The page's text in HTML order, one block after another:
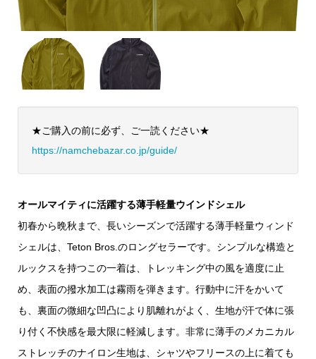
★ご購入の前に必ず、ご一読ください★
https://namchebazar.co.jp/guide/
オールマイティに活躍する薄手軽量ウインドシェル
初春から晩秋まで、長いシーズンで活躍する薄手軽量ウィンド
シェルは、Teton Bros.のロングセラーです。シンプルな構造と
ルックスを持つこの一着は、トレッキング中の風を適度に止
め、表面の撥水加工は霧雨を弾きます。行動中に汗をかいて
も、裏面の微細な凹凸により肌離れがよく、生地が汗で体に張
り付く不快感を最大限に軽減します。非常に薄手のメカニカル
ストレッチのナイロン生地は、シャツやフリースの上に着ても